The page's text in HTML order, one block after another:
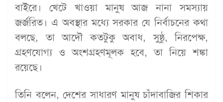
বাইরে। খেটে খাওয়া মানুষ আজ নানা সমস্যায়
জর্জরিত। এ অবস্থার মধ্যে সরকার যে নির্বাচনের কথা
বলছে, তা আদৌ কতটুকু অবাধ, সুষ্ঠু, নিরপেক্ষ,
গ্রহণযোগ্য ও অংশগ্রহণমূলক হবে, তা নিয়ে শঙ্কা
রয়েছে।
তিনি বলেন, দেশের সাধারণ মানুষ চাঁদাবাজির শিকার